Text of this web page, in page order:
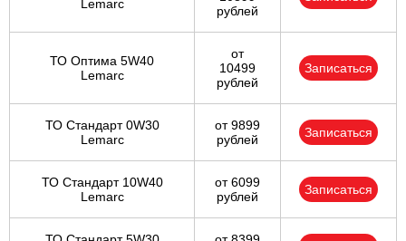
Lemarc
рублей
ТО Оптима 5W40
Lemarc
от
10499
рублей
Записаться
ТО Стандарт 0W30
Lemarc
от 9899
рублей
Записаться
ТО Стандарт 10W40
Lemarc
от 6099
рублей
Записаться